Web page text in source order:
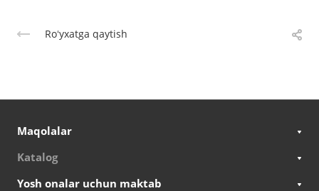
Roʻyxatga qaytish
Maqolalar
Katalog
Yosh onalar uchun maktab